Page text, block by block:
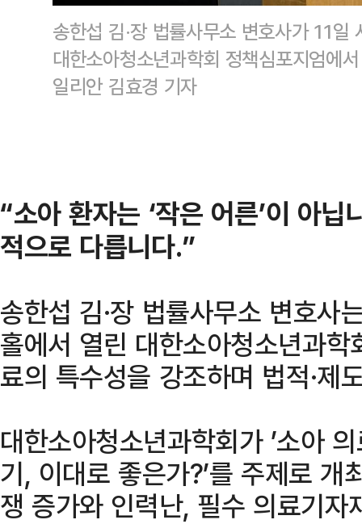
송한섭 김·장 법률사무소 변호사가 11
대한소아청소년과학회 정책심포지엄에
일리안 김효경 기자
“소아 환자는 ‘작은 어른’이 아
적으로 다릅니다.”
송한섭 김·장 법률사무소 변호사
홀에서 열린 대한소아청소년과
료의 특수성을 강조하며 법적·제
대한소아청소년과학회가 ’소아
기, 이대로 좋은가?’를 주제로 개
쟁 증가와 인력난, 필수 의료기자